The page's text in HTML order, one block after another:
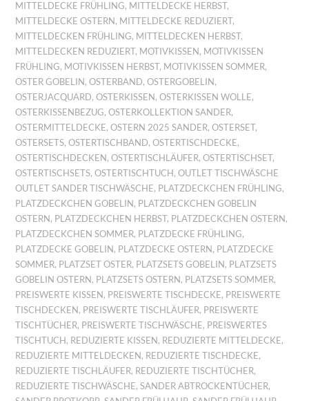
MITTELDECKE FRÜHLING, MITTELDECKE HERBST,
MITTELDECKE OSTERN , MITTELDECKE REDUZIERT,
MITTELDECKEN FRÜHLING, MITTELDECKEN HERBST,
MITTELDECKEN REDUZIERT, MOTIVKISSEN , MOTIVKISSEN
FRÜHLING, MOTIVKISSEN HERBST, MOTIVKISSEN SOMMER,
OSTER GOBELIN ,OSTERBAND,OSTERGOBELIN ,
OSTERJACQUARD,OSTERKISSEN ,OSTERKISSEN WOLLE,
OSTERKISSENBEZUG,OSTERKOLLEKTION SANDER,
OSTERMITTELDECKE,OSTERN 2025 SANDER,OSTERSET,
OSTERSETS,OSTERTISCHBAND,OSTERTISCHDECKE,
OSTERTISCHDECKEN ,OSTERTISCHLÄUFER,OSTERTISCHSET,
OSTERTISCHSETS,OSTERTISCHTUCH ,OUTLET TISCHWÄSCHE
OUTLET SANDER TISCHWÄSCHE, PLATZDECKCHEN FRÜHLING,
PLATZDECKCHEN GOBELIN , PLATZDECKCHEN GOBELIN
OSTERN , PLATZDECKCHEN HERBST, PLATZDECKCHEN OSTERN ,
PLATZDECKCHEN SOMMER, PLATZDECKE FRÜHLING,
PLATZDECKE GOBELIN , PLATZDECKE OSTERN , PLATZDECKE
SOMMER, PLATZSET OSTER, PLATZSETS GOBELIN , PLATZSETS
GOBELIN OSTERN , PLATZSETS OSTERN , PLATZSETS SOMMER,
PREISWERTE KISSEN , PREISWERTE TISCHDECKE, PREISWERTE
TISCHDECKEN , PREISWERTE TISCHLÄUFER, PREISWERTE
TISCHTÜCHER, PREISWERTE TISCHWÄSCHE, PREISWERTES
TISCHTUCH , REDUZIERTE KISSEN , REDUZIERTE MITTELDECKE,
REDUZIERTE MITTELDECKEN , REDUZIERTE TISCHDECKE,
REDUZIERTE TISCHLÄUFER, REDUZIERTE TISCHTÜCHER,
REDUZIERTE TISCHWÄSCHE,SANDER ABTROCKENTÜCHER,